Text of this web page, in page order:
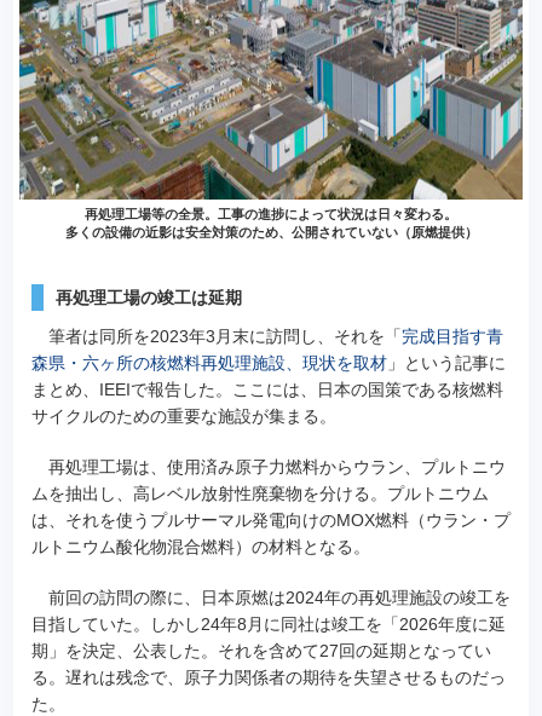
再処理工場等の全景。工事の進捗によって状況は日々変わる。
多くの設備の近影は安全対策のため、公開されていない（原燃提供）
再処理工場の竣工は延期
筆者は同所を2023年3月末に訪問し、それを「完成目指す青
森県・六ヶ所の核燃料再処理施設、現状を取材」という記事に
まとめ、IEEIで報告した。ここには、日本の国策である核燃料
サイクルのための重要な施設が集まる。
再処理工場は、使用済み原子力燃料からウラン、プルトニウ
ムを抽出し、高レベル放射性廃棄物を分ける。プルトニウム
は、それを使うプルサーマル発電向けのMOX燃料（ウラン・プ
ルトニウム酸化物混合燃料）の材料となる。
前回の訪問の際に、日本原燃は2024年の再処理施設の竣工を
目指していた。しかし24年8月に同社は竣工を「2026年度に延
期」を決定、公表した。それを含めて27回の延期となってい
る。遅れは残念で、原子力関係者の期待を失望させるものだっ
た。